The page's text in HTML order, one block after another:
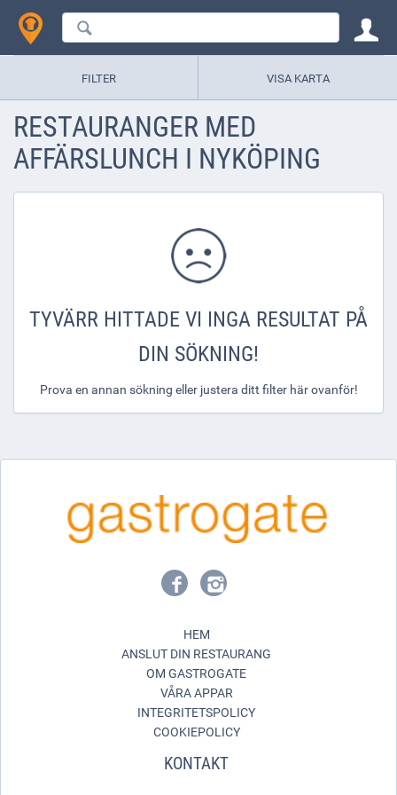
FILTER VISA KARTA
RESTAURANGER MED
AFFÄRSLUNCH I NYKÖPING
TYVÄRR HITTADE VI INGA RESULTAT PÅ
DIN SÖKNING!
Prova en annan sökning eller justera ditt filter här ovanför!
HEM
ANSLUT DIN RESTAURANG
OM GASTROGATE
VÅRA APPAR
INTEGRITETSPOLICY
COOKIEPOLICY
KONTAKT